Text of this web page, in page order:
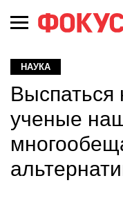
НАУКА
Выспаться
ученые